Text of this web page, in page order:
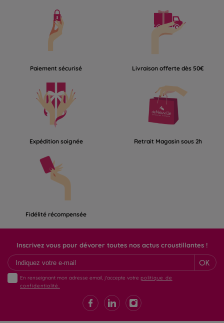
Paiement sécurisé Livraison offerte dès 50€
Expédition soignée Retrait Magasin sous 2h
Fidélité récompensée
Inscrivez vous pour dévorer toutes nos actus croustillantes !
OK
En renseignant mon adresse email, j'accepte votre politique de
confidentialité.